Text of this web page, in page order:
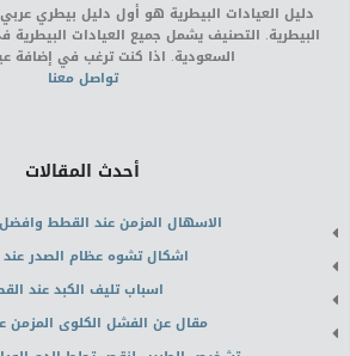
دليل العيادات البيطرية هو أول دليل بيطري
البيطرية. التصنيف يشمل جميع العيادات البيطرية
السعودية. اذا كنت ترغب في إضافة
تواصل معنا
أحدث المقالات
الاسهال المزمن عند القطط
اشكال تشوه عظام الصدر
اسباب تليف الكبد عند
مقال عن الفشل الكلوى المزمن